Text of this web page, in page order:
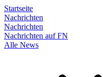
Startseite
Nachrichten
Nachrichten
Nachrichten auf FN
Alle News